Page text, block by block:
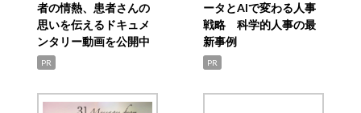
者の情熱、患者さんの
思いを伝えるドキュメ
ンタリー動画を公開中
PR
ータとAIで変わる人事
戦略 科学的人事の最
新事例
PR